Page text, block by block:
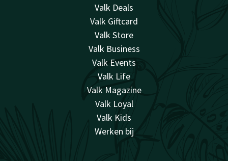
Valk Deals
Valk Giftcard
Valk Store
Valk Business
Valk Events
Valk Life
Valk Magazine
Valk Loyal
Valk Kids
Werken bij